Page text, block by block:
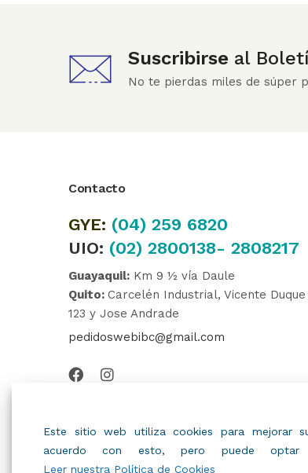
Suscribirse al
No te pierdas miles de súper
Contacto
GYE: (04) 259 6820
UIO: (02) 2800138- 2808217
Guayaquil: Km 9 ½ vía Daule
Quito: Carcelén Industrial, Vicente
123 y Jose Andrade
pedidoswebibc@gmail.com
Este sitio web utiliza cookies para mejorar
acuerdo con esto, pero puede
Leer nuestra Política de Cookies